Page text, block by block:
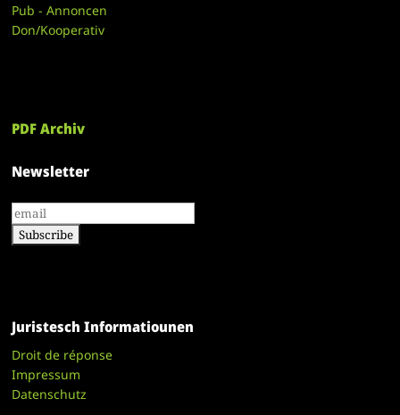
Pub - Annoncen
Don/Kooperativ
PDF Archiv
Newsletter
Juristesch Informatiounen
Droit de réponse
Impressum
Datenschutz